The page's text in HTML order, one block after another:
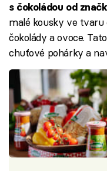
s čokoládou od
malé kousky ve
čokolády a ovoce.
chuťové pohárky a